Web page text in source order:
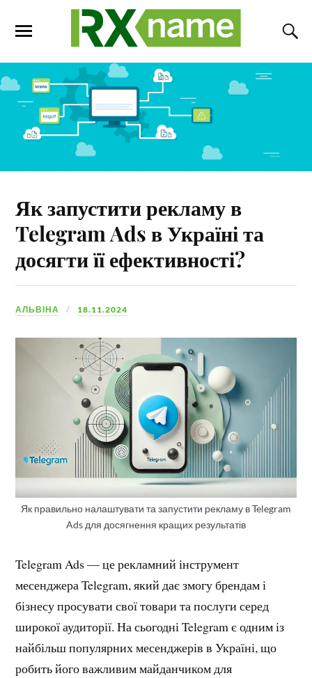
Як запустити рекламу в
Telegram Ads в Україні та
досягти її ефективності?
АЛЬВІНА 18.11.2024
Як правильно налаштувати та запустити рекламу в Telegram
Ads для досягнення кращих результатів
Telegram Ads — це рекламний інструмент
месенджера Telegram, який дає змогу брендам і
бізнесу просувати свої товари та послуги серед
широкої аудиторії. На сьогодні Telegram є одним із
найбільш популярних месенджерів в Україні, що
робить його важливим майданчиком для